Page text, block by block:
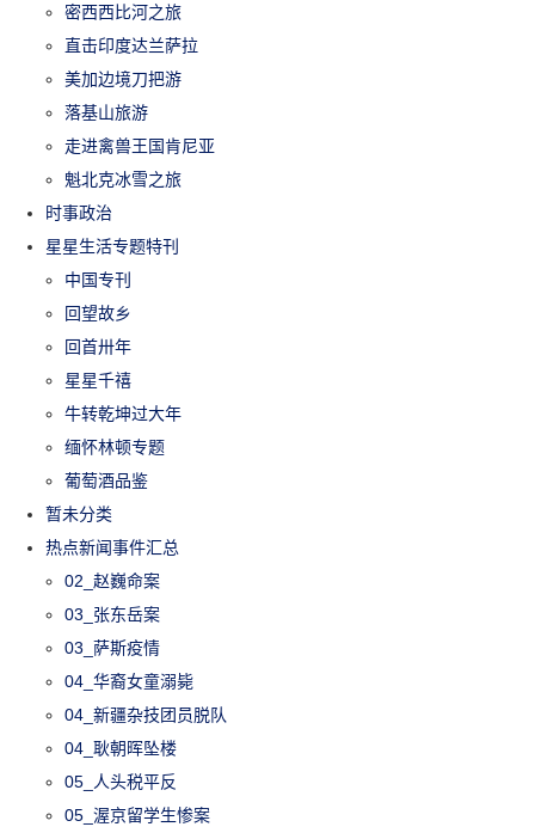
密西西比河之旅
直击印度达兰萨拉
美加边境刀把游
落基山旅游
走进禽兽王国肯尼亚
魁北克冰雪之旅
时事政治
星星生活专题特刊
中国专刊
回望故乡
回首卅年
星星千禧
牛转乾坤过大年
缅怀林顿专题
葡萄酒品鉴
暂未分类
热点新闻事件汇总
02_赵巍命案
03_张东岳案
03_萨斯疫情
04_华裔女童溺毙
04_新疆杂技团员脱队
04_耿朝晖坠楼
05_人头税平反
05_渥京留学生惨案